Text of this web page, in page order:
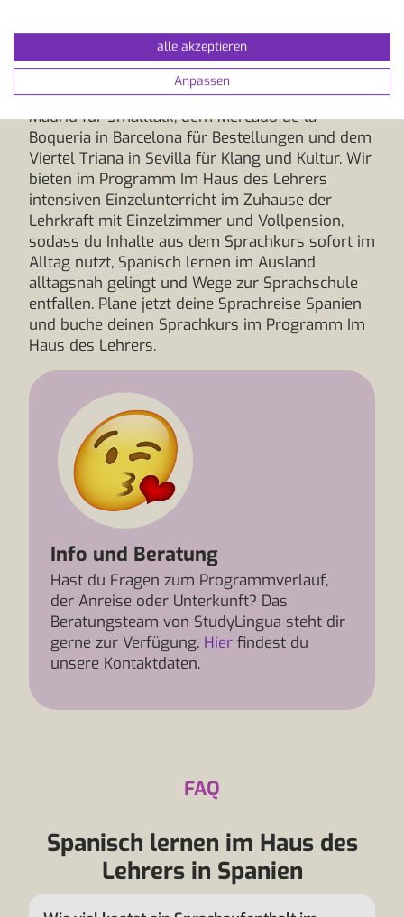
Ein Sprachaufenthalt im Haus des
Lehrers in Spanien bringt dich direkt in die
Sprache, mit Szenen wie dem Retiro Park in
Madrid für Smalltalk, dem Mercado de la
Boqueria in Barcelona für Bestellungen und dem
Viertel Triana in Sevilla für Klang und Kultur. Wir
bieten im Programm Im Haus des Lehrers
intensiven Einzelunterricht im Zuhause der
Lehrkraft mit Einzelzimmer und Vollpension,
sodass du Inhalte aus dem Sprachkurs sofort im
Alltag nutzt, Spanisch lernen im Ausland
alltagsnah gelingt und Wege zur Sprachschule
entfallen. Plane jetzt deine Sprachreise Spanien
und buche deinen Sprachkurs im Programm Im
Haus des Lehrers.
Info und Beratung
Hast du Fragen zum Programmverlauf,
der Anreise oder Unterkunft? Das
Beratungsteam von StudyLingua steht dir
gerne zur Verfügung. Hier findest du
unsere Kontaktdaten.
FAQ
Spanisch lernen im Haus des
Lehrers in Spanien
alle akzeptieren
Anpassen